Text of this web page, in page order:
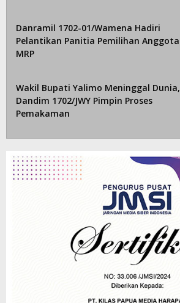
Danramil 1702-01/Wamena Hadiri
Pelantikan Panitia Pemilihan Anggota
MRP
Wakil Bupati Yalimo Meninggal Dunia,
Dandim 1702/JWY Pimpin Proses
Pemakaman